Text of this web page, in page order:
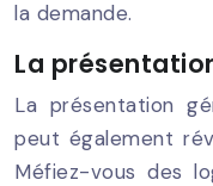
la demande.
La
La présentation
peut également
Méfiez-vous des